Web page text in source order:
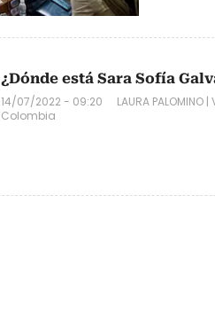
¿Dónde está Sara Sofía
14/07/2022 - 09:20 LAURA PALOMINO |
Colombia